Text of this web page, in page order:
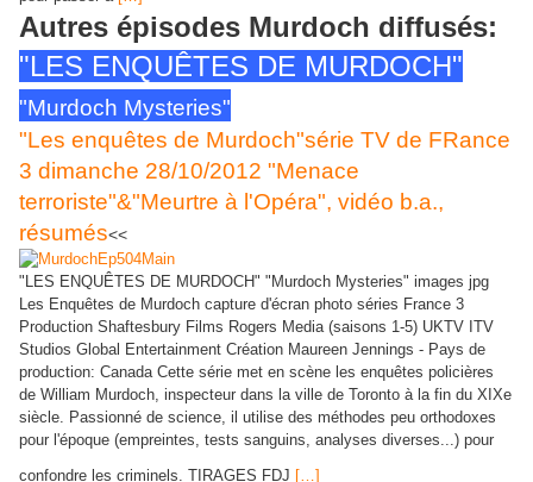
Autres épisodes Murdoch diffusés:
"LES ENQUÊTES DE MURDOCH"
"Murdoch Mysteries"
"Les enquêtes de Murdoch"série TV de FRance
3 dimanche 28/10/2012 "Menace
terroriste"&"Meurtre à l'Opéra", vidéo b.a.,
résumés<<
"LES ENQUÊTES DE MURDOCH" "Murdoch Mysteries" images jpg
Les Enquêtes de Murdoch capture d'écran photo séries France 3
Production Shaftesbury Films Rogers Media (saisons 1-5) UKTV ITV
Studios Global Entertainment Création Maureen Jennings - Pays de
production: Canada Cette série met en scène les enquêtes policières
de William Murdoch, inspecteur dans la ville de Toronto à la fin du XIXe
siècle. Passionné de science, il utilise des méthodes peu orthodoxes
pour l'époque (empreintes, tests sanguins, analyses diverses...) pour
confondre les criminels. TIRAGES FDJ […]